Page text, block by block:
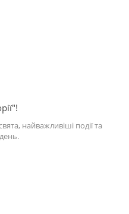
найважливіші події та